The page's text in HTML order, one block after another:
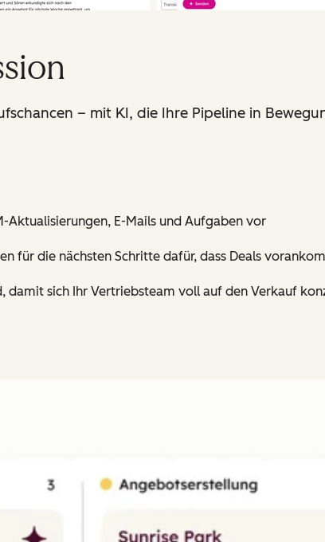
– mit KI, die Ihre Pipeline in
Aktualisierungen, E-Mails und Aufgaben vor
für die nächsten Schritte dafür, dass Deals
damit sich Ihr Vertriebsteam voll auf den Verkauf